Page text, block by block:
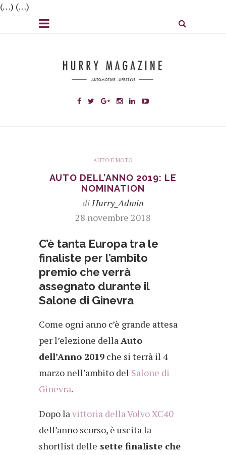
(…) (…)
AUTO E MOTO
AUTO DELL’ANNO 2019: LE
NOMINATION
diHurry_Admin
28 novembre 2018
C’è tanta Europa tra le
finaliste per l’ambito
premio che verrà
assegnato durante il
Salone di Ginevra
Come ogni anno c’è grande attesa
per l’elezione dellaAuto
dell’Anno 2019 che si terrà il 4
marzo nell’ambito del Salone di
Ginevra.
Dopo lavittoria della Volvo XC40
dell’anno scorso, è uscita la
shortlist delle sette finaliste che